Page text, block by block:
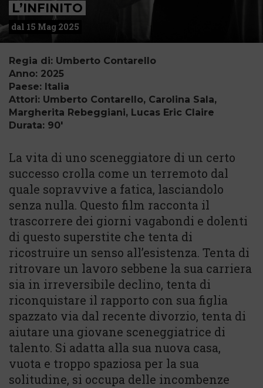
L’INFINITO
dal 15 Mag 2025
Regia di: Umberto Contarello
Anno: 2025
Paese: Italia
Attori: Umberto Contarello, Carolina Sala,
Margherita Rebeggiani, Lucas Eric Claire
Durata: 90'
La vita di uno sceneggiatore di un certo
successo crolla come un terremoto dal
quale sopravvive a fatica, lasciandolo
senza nulla. Questo film racconta il
trascorrere dei giorni vagabondi e dolenti
di questo superstite che tenta di
ricostruire un senso all’esistenza. Tenta di
ritrovare un lavoro sebbene la sua carriera
sia in irreversibile declino, tenta di
riconquistare il rapporto con sua figlia
spazzato via dal recente divorzio, tenta di
aiutare una giovane sceneggiatrice di
talento. Si adatta alla sua nuova casa,
vuota e troppo spaziosa per la sua
solitudine, si occupa delle incombenze